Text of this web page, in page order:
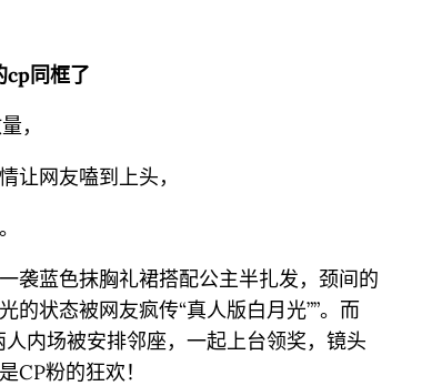
cp同框了
，
让网友嗑到上头，
袭蓝色抹胸礼裙搭配公主半扎发，颈间的
的状态被网友疯传“真人版白月光””。而
内场被安排邻座，一起上台领奖，镜头
CP粉的狂欢！